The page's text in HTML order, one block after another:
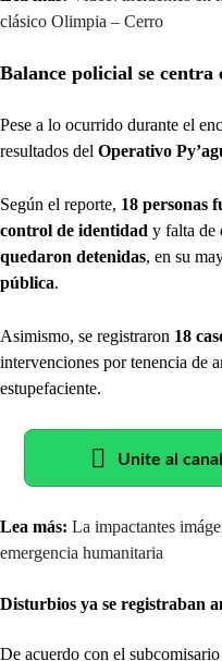
clásico Olimpia – Cerro
Balance policial se centra
Pese a lo ocurrido durante el
resultados del Operativo
Según el reporte, 18 personas
control de identidad y falta de
quedaron detenidas, en su
pública.
Asimismo, se registraron 18
intervenciones por tenencia de
estupefaciente.
Unite al
Lea más: La impactantes
emergencia humanitaria
Disturbios ya se registraban
De acuerdo con el subcomisario